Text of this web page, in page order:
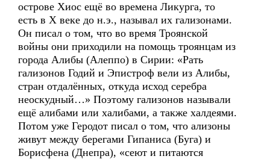
острове Хиос ещё во времена Ликурга, то
есть в Х веке до н.э., называл их гализонами.
Он писал о том, что во время Троянской
войны они приходили на помощь троянцам из
города Алибы (Алеппо) в Сирии: «Рать
гализонов Годий и Эпистроф вели из Алибы,
стран отдалённых, откуда исход серебра
неоскудный…» Поэтому гализонов называли
ещё алибами или халибами, а также халдеями.
Потом уже Геродот писал о том, что ализоны
живут между берегами Гипаниса (Буга) и
Борисфена (Днепра), «сеют и питаются